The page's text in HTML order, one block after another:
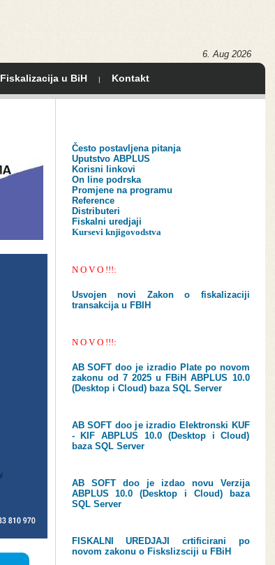
6. Aug 2026
Fiskalizacija u BiH | Kontakt
Često postavljena pitanja
Uputstvo ABPLUS
Korisni linkovi
On line podrska
Promjene na programu
Reference
Distributeri
Fiskalni uredjaji
Kursevi knjigovodstva
N O V O !!!:
Usvojen novi Zakon o fiskalizaciji
transakcija u FBIH
N O V O !!!:
AB SOFT doo je izradio Plate po novom
zakonu od 7 2025 u FBiH ABPLUS 10.0
(Desktop i Cloud) baza SQL Server
AB SOFT doo je izradio Elektronski KUF
- KIF ABPLUS 10.0 (Desktop i Cloud)
baza SQL Server
AB SOFT doo je izdao novu Verzija
ABPLUS 10.0 (Desktop i Cloud) baza
SQL Server
FISKALNI UREDJAJI crtificirani po
novom zakonu o Fiskslizsciji u FBiH